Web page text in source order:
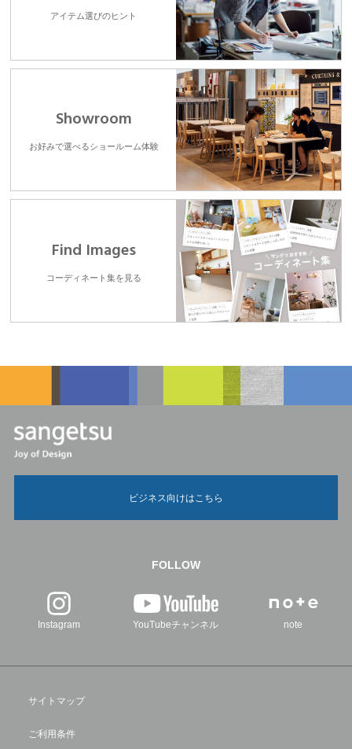
アイテム選びのヒント
Showroom
お好みで選べるショールーム体験
Find Images
コーディネート集を見る
ビジネス向けはこちら
FOLLOW
Instagram YouTubeチャンネル note
サイトマップ
ご利用条件